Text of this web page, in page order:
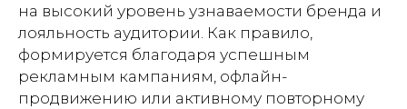
на высокий уровень узнаваемости бренда и
лояльность аудитории. Как правило,
формируется благодаря успешным
рекламным кампаниям, офлайн-
продвижению или активному повторному